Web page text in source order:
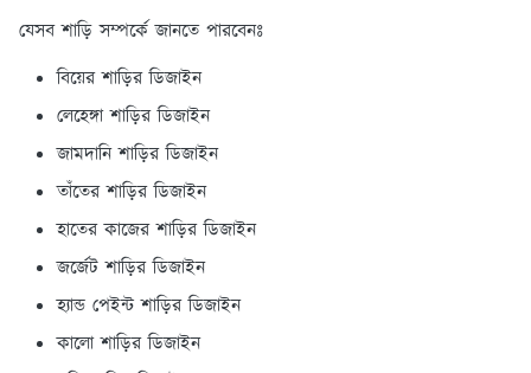
যেসব শাড়ি সম্পর্কে জানতে পারবেনঃ
বিয়ের শাড়ির ডিজাইন
লেহেঙ্গা শাড়ির ডিজাইন
জামদানি শাড়ির ডিজাইন
তাঁতের শাড়ির ডিজাইন
হাতের কাজের শাড়ির ডিজাইন
জর্জেট শাড়ির ডিজাইন
হ্যান্ড পেইন্ট শাড়ির ডিজাইন
কালো শাড়ির ডিজাইন